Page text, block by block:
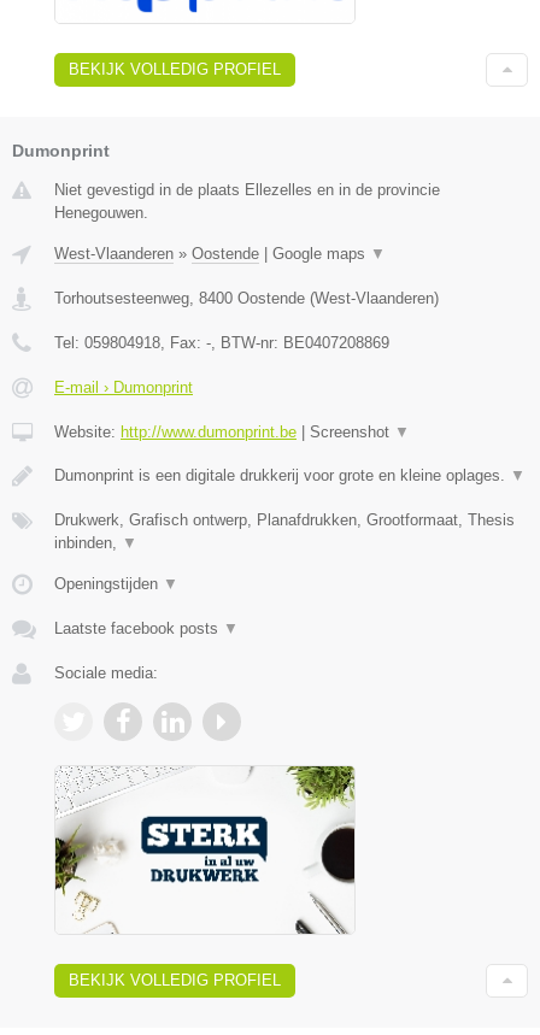
BEKIJK VOLLEDIG PROFIEL
Dumonprint
Niet gevestigd in de plaats Ellezelles en in de provincie
Henegouwen.
West-Vlaanderen » Oostende Google maps ▼
Torhoutsesteenweg 8400 Oostende (West-Vlaanderen)
Tel: 059804918 , Fax: - , BTW-nr: BE0407208869
E-mail › Dumonprint
Website: http://www.dumonprint.be Screenshot ▼
Dumonprint is een digitale drukkerij voor grote en kleine oplages. ▼
Drukwerk, Grafisch ontwerp, Planafdrukken, Grootformaat, Thesis
inbinden,
▼
Openingstijden ▼
Laatste facebook posts ▼
Sociale media:
BEKIJK VOLLEDIG PROFIEL